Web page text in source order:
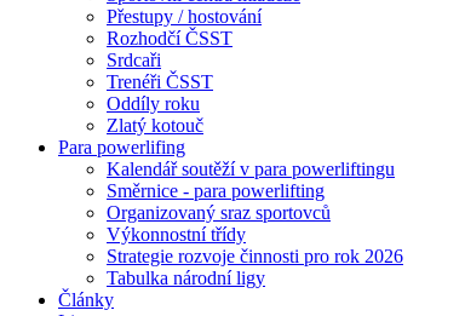
Přestupy / hostování
Rozhodčí ČSST
Srdcaři
Trenéři ČSST
Oddíly roku
Zlatý kotouč
Para powerlifing
Kalendář soutěží v para powerliftingu
Směrnice - para powerlifting
Organizovaný sraz sportovců
Výkonnostní třídy
Strategie rozvoje činnosti pro rok 2026
Tabulka národní ligy
Články